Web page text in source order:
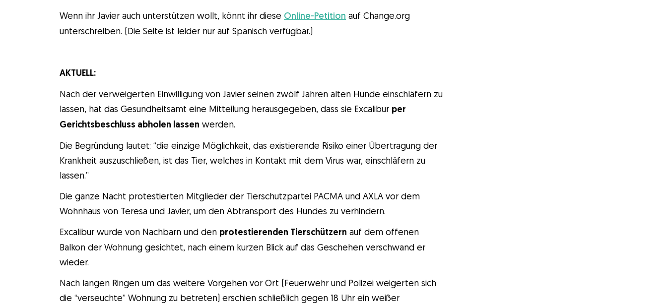
Wenn ihr Javier auch unterstützen wollt, könnt ihr diese Online-Petition auf Change.org
unterschreiben. (Die Seite ist leider nur auf Spanisch verfügbar.)
AKTUELL:
Nach der verweigerten Einwilligung von Javier seinen zwölf Jahren alten Hunde einschläfern zu
lassen, hat das Gesundheitsamt eine Mitteilung herausgegeben, dass sie Excalibur per
Gerichtsbeschluss abholen lassen werden.
Die Begründung lautet: “die einzige Möglichkeit, das existierende Risiko einer Übertragung der
Krankheit auszuschließen, ist das Tier, welches in Kontakt mit dem Virus war, einschläfern zu
lassen.”
Die ganze Nacht protestierten Mitglieder der Tierschutzpartei PACMA und AXLA vor dem
Wohnhaus von Teresa und Javier, um den Abtransport des Hundes zu verhindern.
Excalibur wurde von Nachbarn und den protestierenden Tierschützern auf dem offenen
Balkon der Wohnung gesichtet, nach einem kurzen Blick auf das Geschehen verschwand er
wieder.
Nach langen Ringen um das weitere Vorgehen vor Ort (Feuerwehr und Polizei weigerten sich
die “verseuchte” Wohnung zu betreten) erschien schließlich gegen 18 Uhr ein weißer